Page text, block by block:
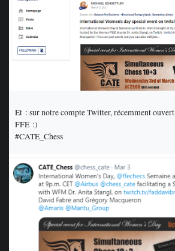
Et : sur notre compte Twitter, récemment
FFE :)
#CATE_Chess